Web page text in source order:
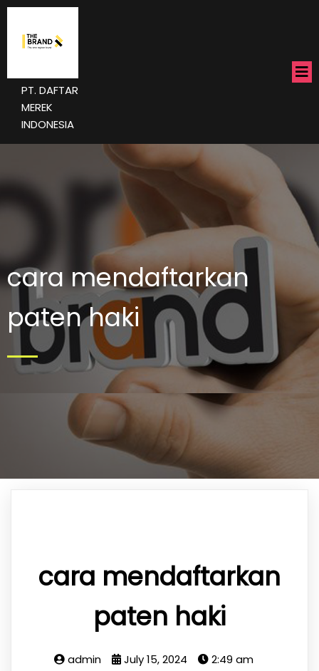
PT. DAFTAR
MEREK
INDONESIA
cara mendaftarkan
paten haki
cara mendaftarkan
paten haki
admin July 15, 2024 2:49 am